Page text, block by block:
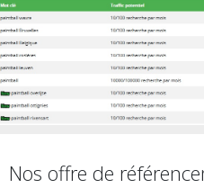
Nos offre de